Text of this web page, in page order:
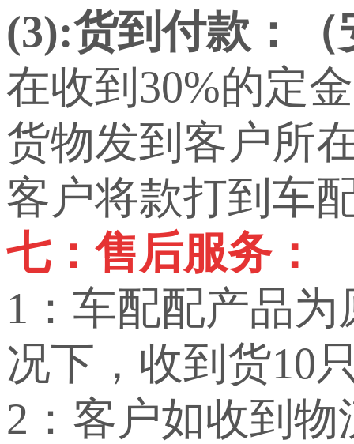
(3):货到付款：
在收到30%的定
货物发到客户所
客户将款打到车
七：售后服务：
1：车配配产品
况下，收到货10
2：客户如收到